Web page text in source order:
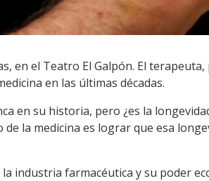
en el Teatro El Galpón. El
en las últimas décadas.
en su historia, pero ¿es la
la medicina es lograr que esa
industria farmacéutica y su poder